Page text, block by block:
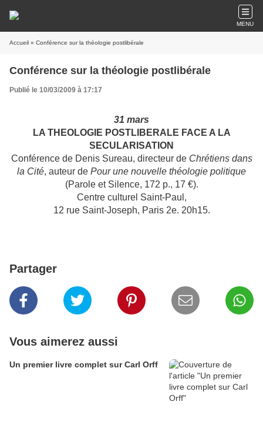
MENU
Accueil » Conférence sur la théologie postlibérale
Conférence sur la théologie postlibérale
Publié le 10/03/2009 à 17:17
31 mars
LA THEOLOGIE POSTLIBERALE FACE A LA
SECULARISATION
Conférence de Denis Sureau, directeur de Chrétiens dans
la Cité, auteur de Pour une nouvelle théologie politique
(Parole et Silence, 172 p., 17 €).
Centre culturel Saint-Paul,
12 rue Saint-Joseph, Paris 2e. 20h15.
Partager
Vous aimerez aussi
Un premier livre complet sur Carl Orff